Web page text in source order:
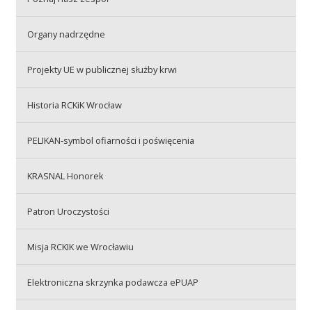
Szkolenia
Praca
Organy nadrzędne
Projekty UE w publicznej służby krwi
Historia RCKiK Wrocław
PELIKAN-symbol ofiarności i poświęcenia
KRASNAL Honorek
Patron Uroczystości
Misja RCKIK we Wrocławiu
Elektroniczna skrzynka podawcza ePUAP